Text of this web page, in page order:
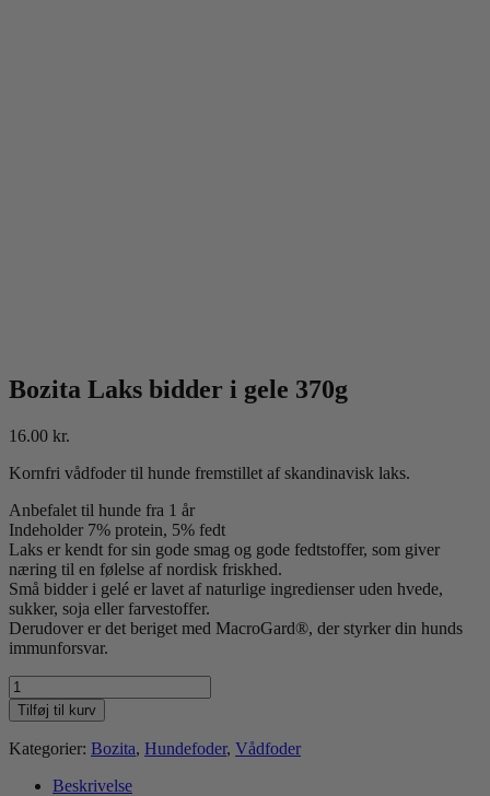
Bozita Laks bidder i gele 370g
16.00 kr.
Kornfri vådfoder til hunde fremstillet af skandinavisk laks.
Anbefalet til hunde fra 1 år
Indeholder 7% protein, 5% fedt
Laks er kendt for sin gode smag og gode fedtstoffer, som giver
næring til en følelse af nordisk friskhed.
Små bidder i gelé er lavet af naturlige ingredienser uden hvede,
sukker, soja eller farvestoffer.
Derudover er det beriget med MacroGard®, der styrker din hunds
immunforsvar.
Bozita
Laks
bidder
i
370g
Tilføj til kurv
Kategorier: Bozita, Hundefoder, Vådfoder
Beskrivelse